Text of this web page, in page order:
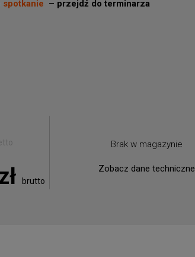
spotkanie – przejdź do terminarza
brutto
Brak w magazynie
Zobacz dane techniczne